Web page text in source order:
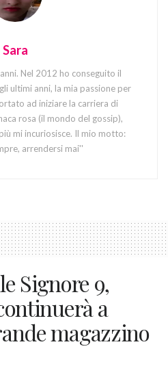
Sara
Nel 2012 ho conseguito il
ultimi anni, la mia passione per
ad iniziare la carriera di
rosa (il mondo del gossip),
mi incuriosisce. Il mio motto:
arrendersi mai''
Signore 9,
a
magazzino